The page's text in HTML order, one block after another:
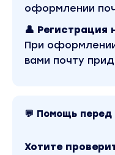
оформлении
👤 Регистрация
При
вами почту
💬 Помощь перед
Хотите